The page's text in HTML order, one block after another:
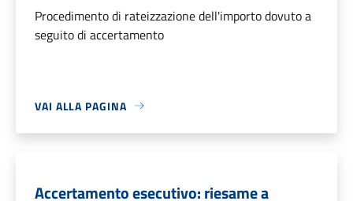
Procedimento di rateizzazione dell'importo dovuto a
seguito di accertamento
VAI ALLA PAGINA
Accertamento esecutivo: riesame a